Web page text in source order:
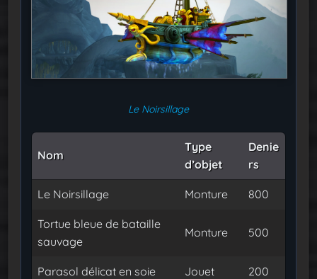
Le Noirsillage
Nom
Type
d’objet
Denie
rs
Le Noirsillage Monture 800
Tortue bleue de bataille
sauvage
Monture 500
Parasol délicat en soie Jouet 200